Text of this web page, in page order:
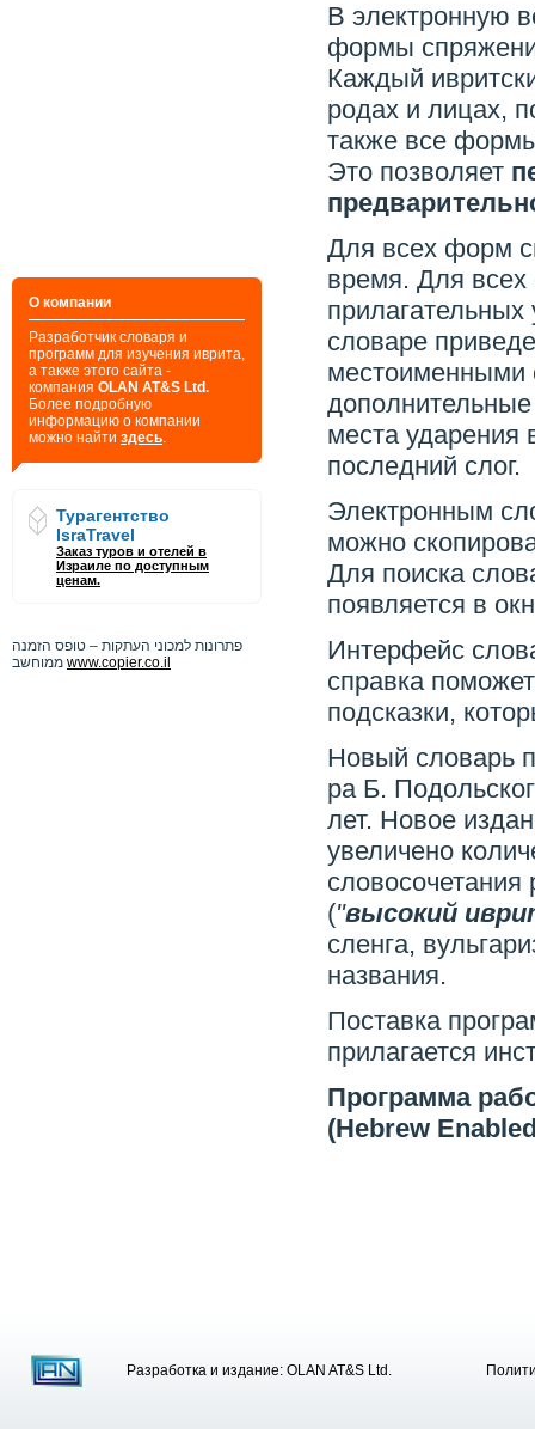
О компании
Разработчик словаря и
программ для изучения иврита,
а также этого сайта -
компания OLAN AT&S Ltd.
Более подробную
информацию о компании
можно найти здесь.
Турагентство
IsraTravel
Заказ туров и отелей в
Израиле по доступным
ценам.
פתרונות למכוני העתקות – טופס הזמנה
www.copier.co.il
В электронную
формы
Каждый
родах и лицах,
также все
Это позволяет
Для всех форм
время. Для
словаре
места ударения
последний слог.
Электронным
можно
Для поиска
появляется в
Интерфейс
справка
подсказки,
Новый словарь
ра Б.
лет. Новое
увеличено
словосочетания
("высокий
сленга,
названия.
Поставка
прилагается
Программа
(Hebrew
Разработка и издание: OLAN AT&S Ltd.